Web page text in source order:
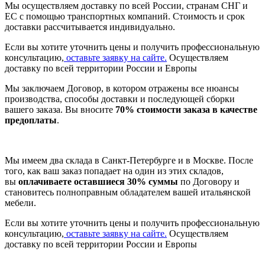
Мы осуществляем доставку по всей России, странам СНГ и
ЕС с помощью транспортных компаний. Стоимость и срок
доставки рассчитывается индивидуально.
Если вы хотите уточнить цены и получить профессиональную
консультацию, оставьте заявку на сайте. Осуществляем
доставку по всей территории России и Европы
Мы заключаем Договор, в котором отражены все нюансы
производства, способы доставки и последующей сборки
вашего заказа. Вы вносите 70% стоимости заказа в качестве
предоплаты.
Мы имеем два склада в Санкт-Петербурге и в Москве. После
того, как ваш заказ попадает на один из этих складов,
вы оплачиваете оставшиеся 30% суммы по Договору и
становитесь полноправным обладателем вашей итальянской
мебели.
Если вы хотите уточнить цены и получить профессиональную
консультацию, оставьте заявку на сайте. Осуществляем
доставку по всей территории России и Европы